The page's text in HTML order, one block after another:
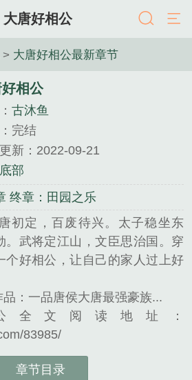
大唐好相公
> 大唐好相公最新章节
相公
古沐鱼
完结
新：2022-09-21
部
终章：田园之乐
定，百废待兴。太子稳坐东
。武将定江山，文臣思治国。穿
个好相公，让自己的家人过上好
：一品唐侯大唐最强豪族...
全文阅读地址：
83985/
章节目录